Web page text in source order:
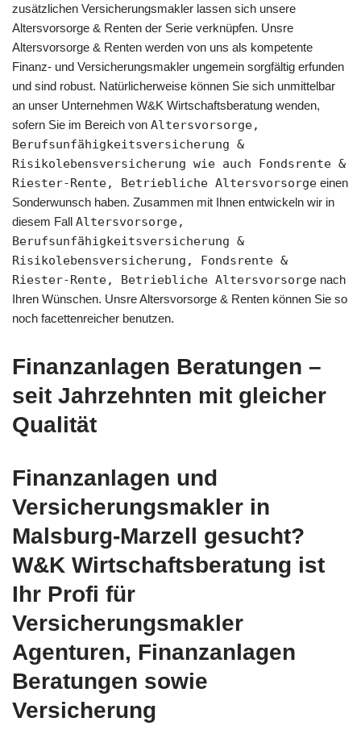
zusätzlichen Versicherungsmakler lassen sich unsere
Altersvorsorge & Renten der Serie verknüpfen. Unsre
Altersvorsorge & Renten werden von uns als kompetente
Finanz- und Versicherungsmakler ungemein sorgfältig erfunden
und sind robust. Natürlicherweise können Sie sich unmittelbar
an unser Unternehmen W&K Wirtschaftsberatung wenden,
sofern Sie im Bereich von Altersvorsorge,
Berufsunfähigkeitsversicherung &
Risikolebensversicherung wie auch Fondsrente &
Riester-Rente, Betriebliche Altersvorsorge einen
Sonderwunsch haben. Zusammen mit Ihnen entwickeln wir in
diesem Fall Altersvorsorge,
Berufsunfähigkeitsversicherung &
Risikolebensversicherung, Fondsrente &
Riester-Rente, Betriebliche Altersvorsorge nach
Ihren Wünschen. Unsre Altersvorsorge & Renten können Sie so
noch facettenreicher benutzen.
Finanzanlagen Beratungen –
seit Jahrzehnten mit gleicher
Qualität
Finanzanlagen und
Versicherungsmakler in
Malsburg-Marzell gesucht?
W&K Wirtschaftsberatung ist
Ihr Profi für
Versicherungsmakler
Agenturen, Finanzanlagen
Beratungen sowie
Versicherung